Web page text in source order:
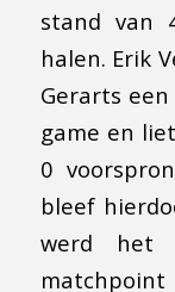
stand van
halen. Erik
Gerarts
game en
0
bleef
werd het
matchpoint